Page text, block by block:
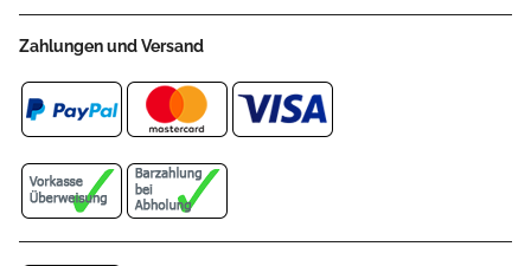
Zahlungen und Versand